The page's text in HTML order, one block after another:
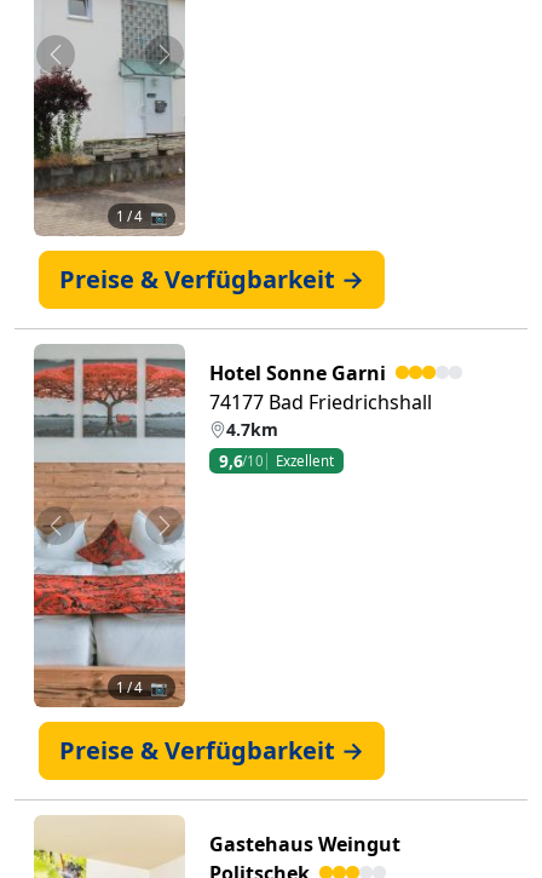
Zurück Weiter
1 / 4 📷
Preise & Verfügbarkeit →
Zurück Weiter
1/ 4 📷
Hotel Sonne Garni
74177 Bad Friedrichshall
4.7km
9,6/10 Exzellent
Preise & Verfügbarkeit →
Gastehaus Weingut